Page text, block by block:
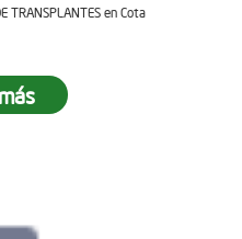
TRANSPLANTES en Cota